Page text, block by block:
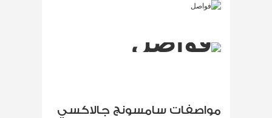
مواصفات سامسونج جالاكسي